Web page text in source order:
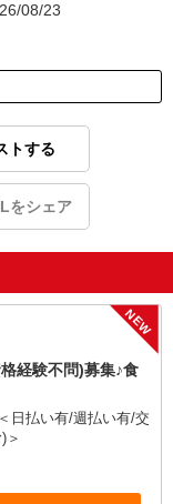
08/23
トする
をシェア
NEW
経験不問)募集♪食
日払い有/週払い有/交
＞